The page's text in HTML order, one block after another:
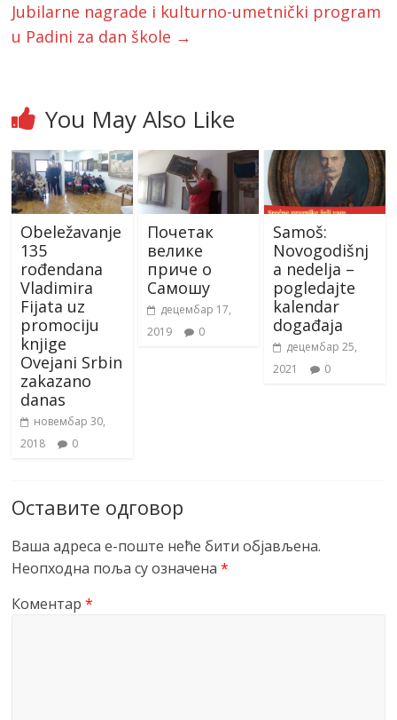
Jubilarne nagrade i kulturno-umetnički program
u Padini za dan škole →
You May Also Like
Obeležavanje
135
rođendana
Vladimira
Fijata uz
promociju
knjige
Ovejani Srbin
zakazano
danas
новембар 30,
2018
0
Почетак
велике
приче о
Самошу
децембар 17,
2019
0
Samoš:
Novogodišnj
a nedelja –
pogledajte
kalendar
događaja
децембар 25,
2021
0
Оставите одговор
Ваша адреса е-поште неће бити објављена.
Неопходна поља су означена*
Коментар*